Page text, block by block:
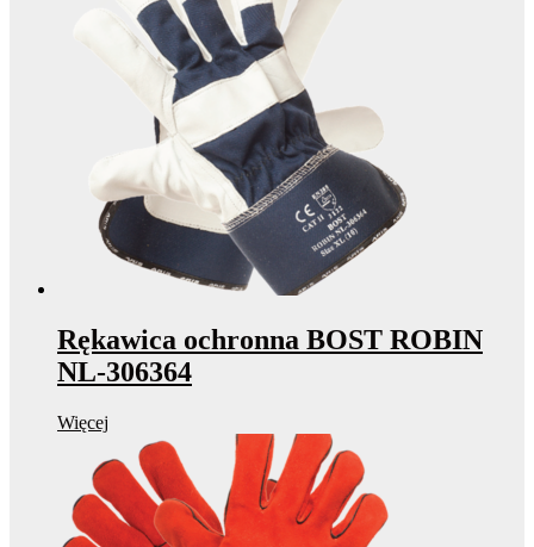
Rękawica ochronna BOST ROBIN
NL-306364
Więcej